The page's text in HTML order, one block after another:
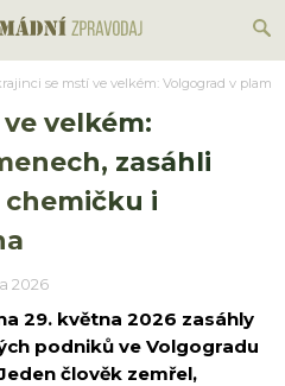
se mstí ve velkém: Volgograd v
velkém:
zasáhli
i
2026
29. května 2026 zasáhly
podniků ve Volgogradu
člověk zemřel,